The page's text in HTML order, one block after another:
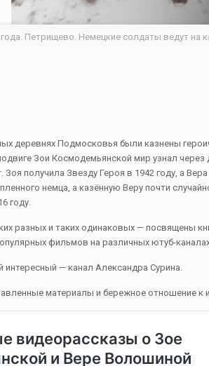
года. Петрищево. Немецкие солдаты ведут на
деревнях Подмосковья были казнены
Зои Космодемьянской мир узнал
Зоя получила Звезду Героя в 1942 году, а
немца, а казённую Веру почти
году.
разных и таких одинаковых — посвящены
фильмов на различных ютуб-
— канал Александра Сурина.
материалы и бережное отношение к